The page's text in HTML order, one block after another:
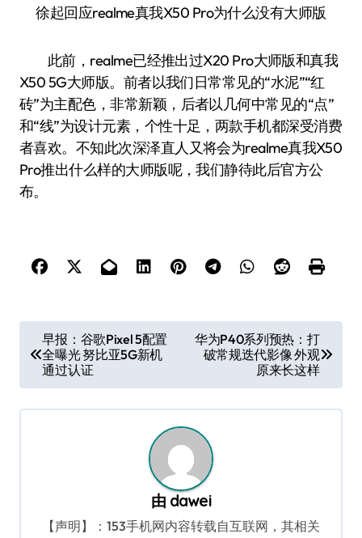
徐起回应realme真我X50 Pro为什么没有大师版
此前，realme已经推出过X20 Pro大师版和真我
X50 5G大师版。前者以我们日常常见的“水泥”“红
砖”为主配色，非常新颖，后者以几何中常见的“点”
和“线”为设计元素，个性十足，两款手机都深受消费
者喜欢。不知此次深泽直人又将会为realme真我X50
Pro推出什么样的大师版呢，我们静待此后官方公
布。
章
导
航
早报：谷歌Pixel 5配置
全曝光 努比亚5G新机
通过认证
华为P40系列预热：打
破常规迭代影像 外观
原来长这样
由 dawei
【声明】：153手机网内容转载自互联网，其相关